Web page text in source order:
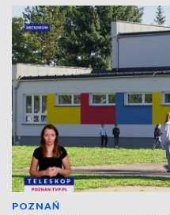
POZNAŃ